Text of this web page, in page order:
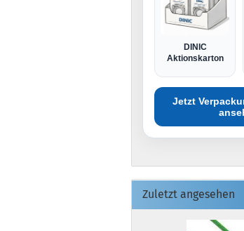
DINIC
Aktionskarton
Jetzt
Zuletzt angesehen